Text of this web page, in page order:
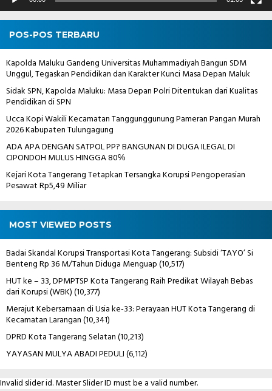
POS-POS TERBARU
Kapolda Maluku Gandeng Universitas Muhammadiyah Bangun SDM
Unggul, Tegaskan Pendidikan dan Karakter Kunci Masa Depan Maluk
Sidak SPN, Kapolda Maluku: Masa Depan Polri Ditentukan dari Kualitas
Pendidikan di SPN
Ucca Kopi Wakili Kecamatan Tanggunggunung Pameran Pangan Murah
2026 Kabupaten Tulungagung
ADA APA DENGAN SATPOL PP? BANGUNAN DI DUGA ILEGAL DI
CIPONDOH MULUS HINGGA 80℅
Kejari Kota Tangerang Tetapkan Tersangka Korupsi Pengoperasian
Pesawat Rp5,49 Miliar
MOST VIEWED POSTS
Badai Skandal Korupsi Transportasi Kota Tangerang: Subsidi ‘TAYO’ Si
Benteng Rp 36 M/Tahun Diduga Menguap(10,517)
HUT ke – 33, DPMPTSP Kota Tangerang Raih Predikat Wilayah Bebas
dari Korupsi (WBK)(10,377)
Merajut Kebersamaan di Usia ke-33: Perayaan HUT Kota Tangerang di
Kecamatan Larangan(10,341)
DPRD Kota Tangerang Selatan(10,213)
YAYASAN MULYA ABADI PEDULI(6,112)
Invalid slider id. Master Slider ID must be a valid number.